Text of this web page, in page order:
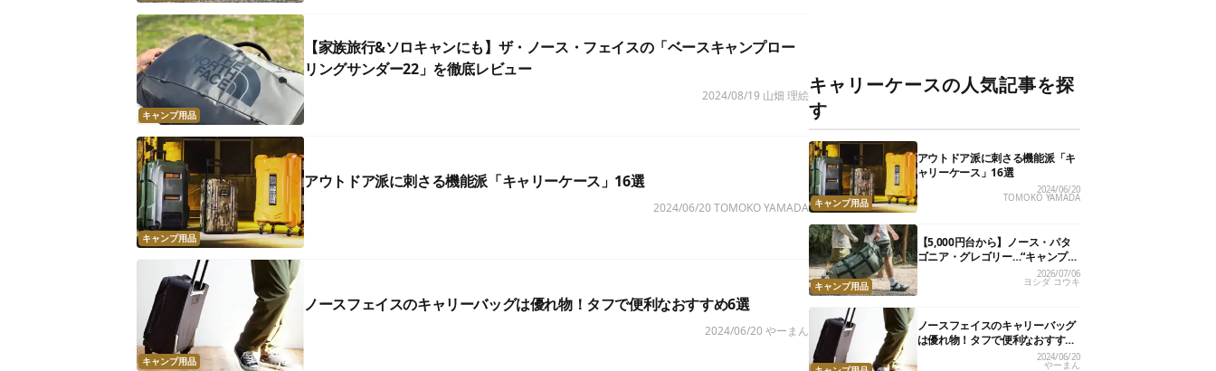
キャンプ用品
【家族旅行&ソロキャンにも】ザ・ノース・フェイスの「ベースキャンプロー
リングサンダー22」を徹底レビュー
2024/08/19 山畑 理絵
キャンプ用品
アウトドア派に刺さる機能派「キャリーケース」16選
2024/06/20 TOMOKO YAMADA
キャンプ用品
ノースフェイスのキャリーバッグは優れ物！タフで便利なおすすめ6選
2024/06/20 やーまん
キャリーケースの人気記事を探
す
キャンプ用品
アウトドア派に刺さる機能派「キ
ャリーケース」16選
2024/06/20
TOMOKO YAMADA
キャンプ用品
【5,000円台から】ノース・パタ
ゴニア・グレゴリー…“キャンプで
使える”スーツケース13選2026/07/06
ヨシダ コウキ
ノースフェイスのキャリーバッグ
は優れ物！タフで便利なおすすめ
2024/06/20
やーまん